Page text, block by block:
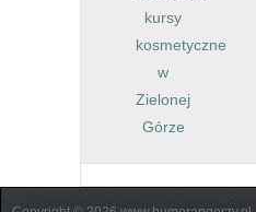
kursy
kosmetyczne
w
Zielonej
Górze